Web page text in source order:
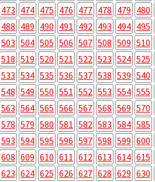
473 474 475 476 477 478 479 480
488 489 490 491 492 493 494 495
503 504 505 506 507 508 509 510
518 519 520 521 522 523 524 525
533 534 535 536 537 538 539 540
548 549 550 551 552 553 554 555
563 564 565 566 567 568 569 570
578 579 580 581 582 583 584 585
593 594 595 596 597 598 599 600
608 609 610 611 612 613 614 615
623 624 625 626 627 628 629 630